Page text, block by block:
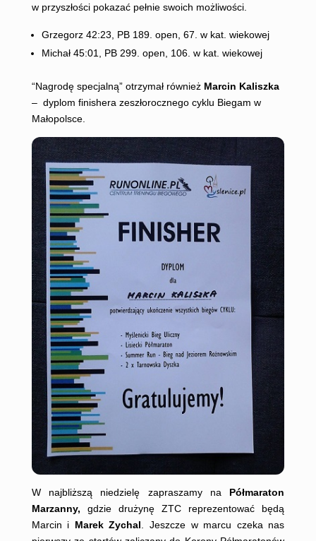
w przyszłości pokazać pełnie swoich możliwości.
Grzegorz 42:23, PB 189. open, 67. w kat. wiekowej
Michał 45:01, PB 299. open, 106. w kat. wiekowej
“Nagrodę specjalną” otrzymał również Marcin Kaliszka
– dyplom finishera zeszłorocznego cyklu Biegam w
Małopolsce.
W najbliższą niedzielę zapraszamy na Półmaraton
Marzanny, gdzie drużynę ZTC reprezentować będą
Marcin i Marek Zychal . Jeszcze w marcu czeka nas